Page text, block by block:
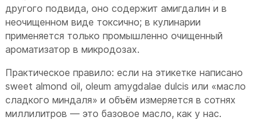
другого подвида, оно содержит амигдалин и в
неочищенном виде токсично; в кулинарии
применяется только промышленно очищенный
ароматизатор в микродозах.
Практическое правило: если на этикетке написано
sweet almond oil, oleum amygdalae dulcis или «масло
сладкого миндаля» и объём измеряется в сотнях
миллилитров — это базовое масло, как у нас.